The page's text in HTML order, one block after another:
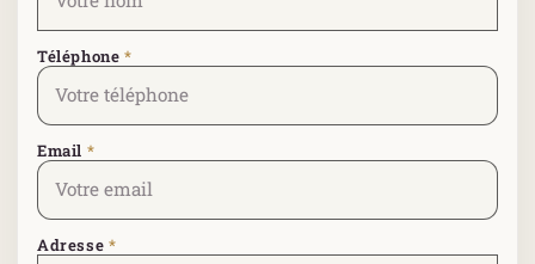
Téléphone *
Email *
Adresse *